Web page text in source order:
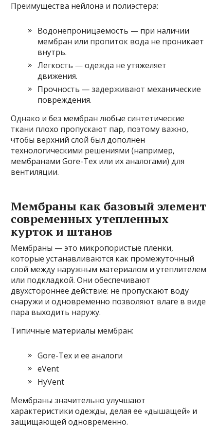
Преимущества нейлона и полиэстера:
Водонепроницаемость — при наличии
мембран или пропиток вода не проникает
внутрь.
Легкость — одежда не утяжеляет
движения.
Прочность — задерживают механические
повреждения.
Однако и без мембран любые синтетические
ткани плохо пропускают пар, поэтому важно,
чтобы верхний слой был дополнен
технологическими решениями (например,
мембранами Gore-Tex или их аналогами) для
вентиляции.
Мембраны как базовый элемент
современных утепленных
курток и штанов
Мембраны — это микропористые пленки,
которые устанавливаются как промежуточный
слой между наружным материалом и утеплителем
или подкладкой. Они обеспечивают
двухстороннее действие: не пропускают воду
снаружи и одновременно позволяют влаге в виде
пара выходить наружу.
Типичные материалы мембран:
Gore-Tex и ее аналоги
eVent
HyVent
Мембраны значительно улучшают
характеристики одежды, делая ее «дышащей» и
защищающей одновременно.